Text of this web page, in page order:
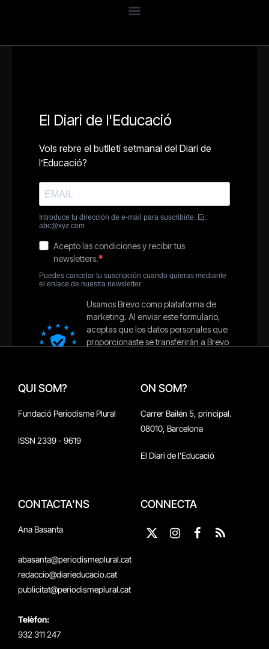
QUI SOM?
Fundació Periodisme Plural
ISSN 2339 - 9619
ON SOM?
Carrer Bailén 5, principal.
08010, Barcelona
El Diari de l'Educació
CONTACTA'NS
Ana Basanta
abasanta@periodismeplural.cat
redaccio@diarieducacio.cat
publicitat@periodismeplural.cat
Telèfon:
932 311 247
CONNECTA
X
Instagram
Facebook
RSS